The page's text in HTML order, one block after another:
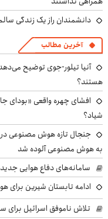
دانشمندان راز یک زندگی
آخرین مطالب
آنیا تیلور-جوی توضیح
هستند؟
افشای چهره واقعی «بودای
شیاد؟
جنجال تازه هوش مصنوعی در
به هوش مصنوعی آلوده شد
سامانه‌های دفاع هوایی
ادامه تابستان شیرین برای
تلاش ناموفق اسرائیل برای